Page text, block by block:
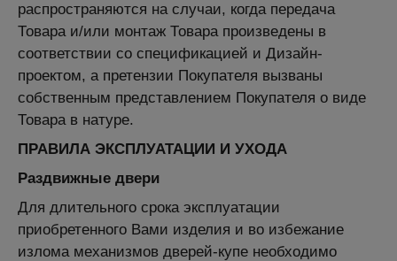
распространяются на случаи, когда передача
Товара и/или монтаж Товара произведены в
соответствии со спецификацией и Дизайн-
проектом, а претензии Покупателя вызваны
собственным представлением Покупателя о виде
Товара в натуре.
ПРАВИЛА ЭКСПЛУАТАЦИИ И УХОДА
Раздвижные двери
Для длительного срока эксплуатации
приобретенного Вами изделия и во избежание
излома механизмов дверей-купе необходимо